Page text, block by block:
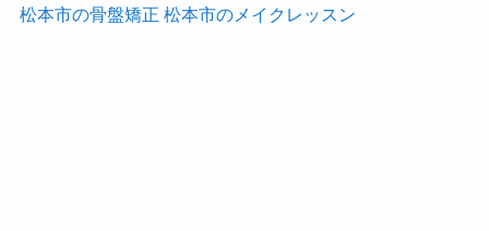
松本市の骨盤矯正 松本市のメイクレッスン